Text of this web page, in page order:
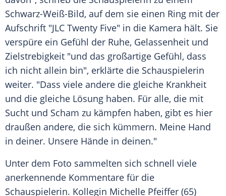
Schwarz-Weiß-Bild, auf dem sie einen Ring mit der
Aufschrift "JLC Twenty Five" in die Kamera hält. Sie
verspüre ein Gefühl der Ruhe, Gelassenheit und
Zielstrebigkeit "und das großartige Gefühl, dass
ich nicht allein bin", erklärte die Schauspielerin
weiter. "Dass viele andere die gleiche Krankheit
und die gleiche Lösung haben. Für alle, die mit
Sucht und Scham zu kämpfen haben, gibt es hier
draußen andere, die sich kümmern. Meine Hand
in deiner. Unsere Hände in deinen."
Unter dem Foto sammelten sich schnell viele
anerkennende Kommentare für die
Schauspielerin. Kollegin Michelle Pfeiffer (65)